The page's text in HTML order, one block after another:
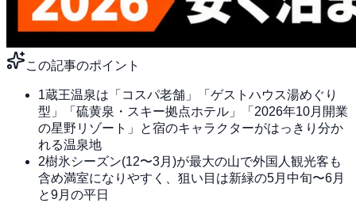
この記事のポイント
1蔵王温泉は「コスパ老舗」「ゲストハウス湯めぐり
型」「硫黄泉・スキー拠点ホテル」「2026年10月開業
の星野リゾート」と宿のキャラクターがはっきり分か
れる温泉地
2樹氷シーズン(12〜3月)が最大の山で外国人観光客も
含め満室になりやすく、狙い目は新緑の5月中旬〜6月
と9月の平日